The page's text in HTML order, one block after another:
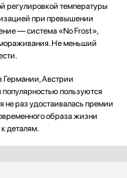
регулировкой температуры
при превышении
— система «No Frost»,
Не меньший
Австрии
пользуются
раз удостаивалась премии
образа жизни
деталям.